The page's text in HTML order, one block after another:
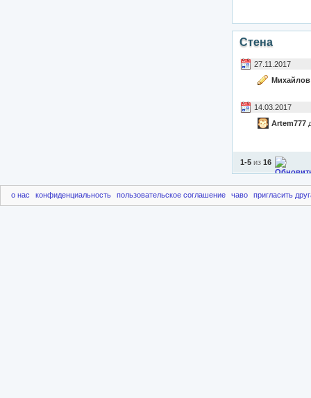
Стена
27.11.2017
14.03.2017
Artem777
1-5 из 16
о нас конфиденциальность пользовательское соглашение чаво пригласить